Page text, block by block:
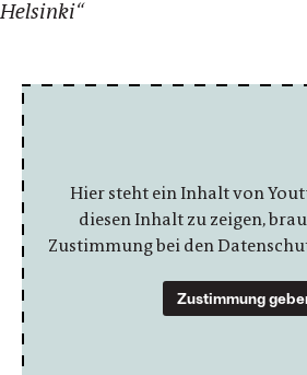
Helsinki“
Hier steht ein Inhalt von
diesen Inhalt zu zeigen,
Zustimmung bei den
Zustimmung